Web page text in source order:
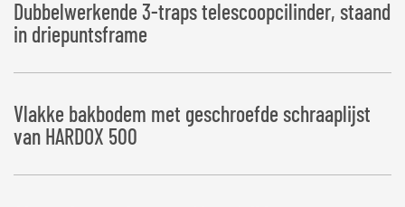
Dubbelwerkende 3-traps telescoopcilinder, staand
in driepuntsframe
Vlakke bakbodem met geschroefde schraaplijst
van HARDOX 500